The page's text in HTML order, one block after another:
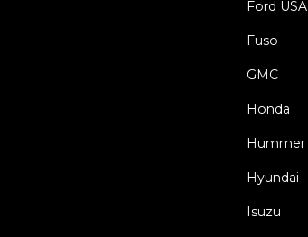
Ford USA
Fuso
GMC
Honda
Hummer
Hyundai
Isuzu